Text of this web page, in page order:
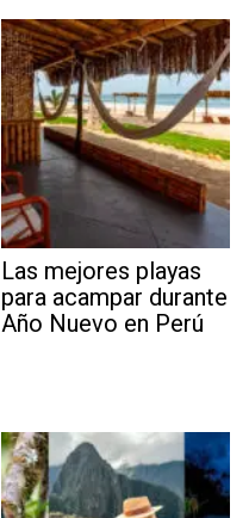
Las mejores playas
para acampar durante
Año Nuevo en Perú